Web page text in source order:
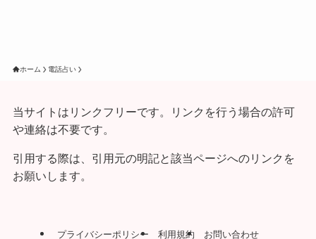
ホーム 電話占い
当サイトはリンクフリーです。リンクを行う場合の許可
や連絡は不要です。
引用する際は、引用元の明記と該当ページへのリンクを
お願いします。
プライバシーポリシー 利用規約 お問い合わせ